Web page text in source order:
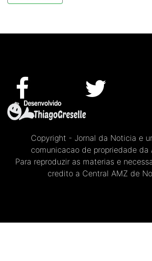
Copyright - Jornal da Noticia e
comunicacao de propriedade da
Para reproduzir as materias e
credito a Central AMZ de